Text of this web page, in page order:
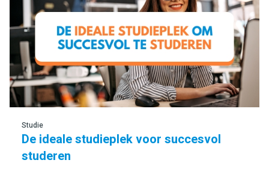
Lees meer
Studie
De ideale studieplek voor succesvol
studeren